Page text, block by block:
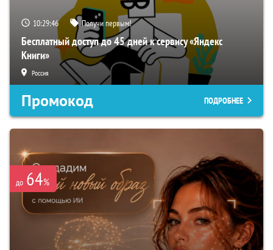
10:29:45 Получи первым!
Бесплатный доступ до 45 дней к сервису «Яндекс
Книги»
Россия
Промокод ПОДРОБНЕЕ
до 64%